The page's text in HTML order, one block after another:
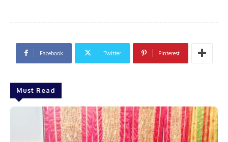
Facebook Twitter Pinterest
Must Read